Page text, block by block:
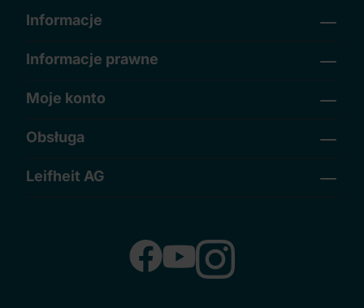
Informacje
Informacje prawne
Moje konto
Obsługa
Leifheit AG